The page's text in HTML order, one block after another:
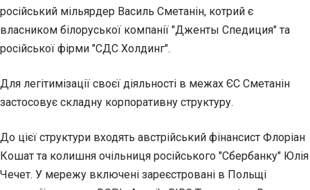
російський мільярдер Василь Сметанін, котрий є
власником білоруської компанії "Дженты Спедиция" та
російської фірми "СДС Холдинг".
Для легітимізації своєї діяльності в межах ЄС Сметанін
застосовує складну корпоративну структуру.
До цієї структури входять австрійський фінансист Флоріан
Кошат та колишня очільниця російського "Сбербанку" Юлія
Чечет. У мережу включені зареєстровані в Польщі